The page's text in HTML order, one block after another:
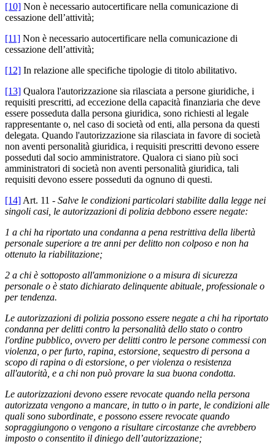
[10] Non è necessario autocertificare nella comunicazione di
cessazione dell’attività;
[11] Non è necessario autocertificare nella comunicazione di
cessazione dell’attività;
[12] In relazione alle specifiche tipologie di titolo abilitativo.
[13] Qualora l'autorizzazione sia rilasciata a persone giuridiche, i
requisiti prescritti, ad eccezione della capacità finanziaria che deve
essere posseduta dalla persona giuridica, sono richiesti al legale
rappresentante o, nel caso di società od enti, alla persona da questi
delegata. Quando l'autorizzazione sia rilasciata in favore di società
non aventi personalità giuridica, i requisiti prescritti devono essere
posseduti dal socio amministratore. Qualora ci siano più soci
amministratori di società non aventi personalità giuridica, tali
requisiti devono essere posseduti da ognuno di questi.
[14] Art. 11 - Salve le condizioni particolari stabilite dalla legge nei
singoli casi, le autorizzazioni di polizia debbono essere negate:
1 a chi ha riportato una condanna a pena restrittiva della libertà
personale superiore a tre anni per delitto non colposo e non ha
ottenuto la riabilitazione;
2 a chi è sottoposto all'ammonizione o a misura di sicurezza
personale o è stato dichiarato delinquente abituale, professionale o
per tendenza.
Le autorizzazioni di polizia possono essere negate a chi ha riportato
condanna per delitti contro la personalità dello stato o contro
l'ordine pubblico, ovvero per delitti contro le persone commessi con
violenza, o per furto, rapina, estorsione, sequestro di persona a
scopo di rapina o di estorsione, o per violenza o resistenza
all'autorità, e a chi non può provare la sua buona condotta.
Le autorizzazioni devono essere revocate quando nella persona
autorizzata vengono a mancare, in tutto o in parte, le condizioni alle
quali sono subordinate, e possono essere revocate quando
sopraggiungono o vengono a risultare circostanze che avrebbero
imposto o consentito il diniego dell’autorizzazione;